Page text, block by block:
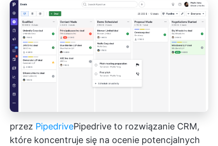
przez PipedrivePipedrive to rozwiązanie CRM,
które koncentruje się na ocenie potencjalnych